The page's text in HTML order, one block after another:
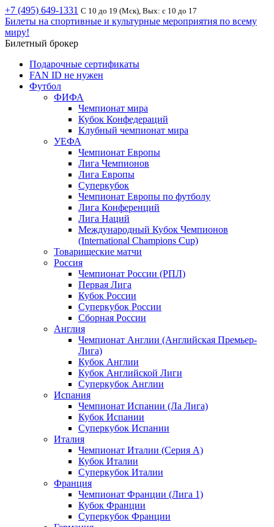
+7 (495) 649-1331 С 10 до 19 (Мск), Вых: с 10 до 17
Билеты на спортивные и культурные мероприятия по всему
миру!
Билетный брокер
Подарочные сертификаты
FAN ID не нужен
Футбол
ФИФА
Чемпионат мира
Кубок Конфедераций
Клубный чемпионат мира
УЕФА
Чемпионат Европы
Лига Чемпионов
Лига Европы
Суперкубок
Чемпионат Европы по футболу
Лига Конференций
Лига Наций
Международный Кубок Чемпионов
(International Champions Cup)
Товарищеские матчи
Россия
Чемпионат России (РПЛ)
Первая Лига
Кубок России
Суперкубок России
Сборная России
Англия
Чемпионат Англии (Английская Премьер-
Лига)
Кубок Англии
Кубок Английской Лиги
Суперкубок Англии
Испания
Чемпионат Испании (Ла Лига)
Кубок Испании
Суперкубок Испании
Италия
Чемпионат Италии (Серия А)
Кубок Италии
Суперкубок Италии
Франция
Чемпионат Франции (Лига 1)
Кубок Франции
Суперкубок Франции